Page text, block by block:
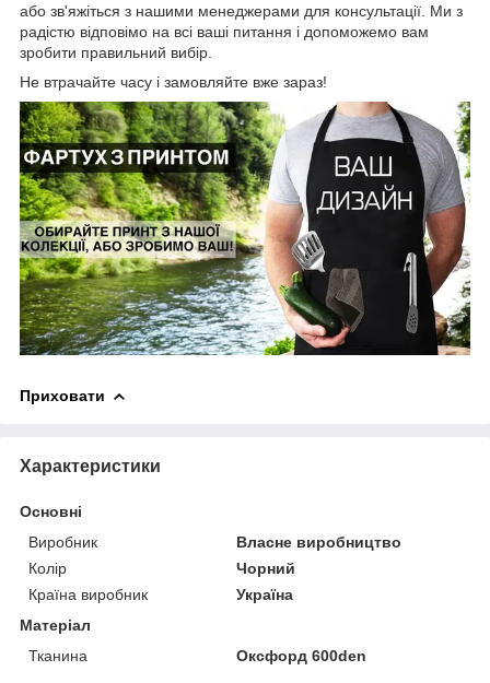
або зв'яжіться з нашими менеджерами для консультації. Ми з
радістю відповімо на всі ваші питання і допоможемо вам
зробити правильний вибір.
Не втрачайте часу і замовляйте вже зараз!
Приховати
Характеристики
Основні
Виробник
Власне виробництво
Колір
Чорний
Країна виробник
Україна
Матеріал
Тканина
Оксфорд 600den